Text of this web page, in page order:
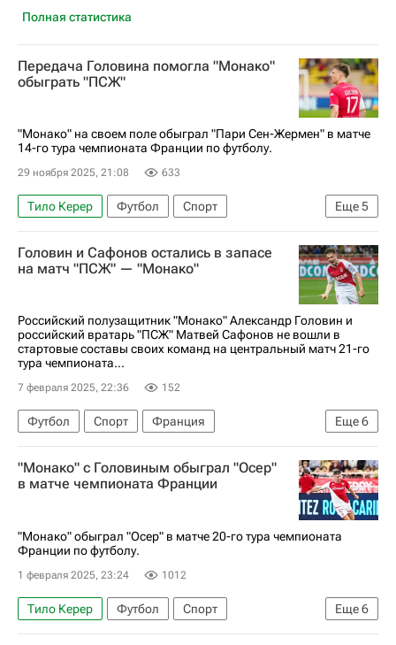
Полная статистика
Передача Головина помогла "Монако"
обыграть "ПСЖ"
"Монако" на своем поле обыграл "Пари Сен-Жермен" в матче
14-го тура чемпионата Франции по футболу.
29 ноября 2025, 21:08 633
Еще5
Тило Керер Футбол
Спорт
Чемпионат Франции по футболу (Лига 1)
Александр Головин
Такуми Минамино
Головин и Сафонов остались в запасе
на матч "ПСЖ" — "Монако"
Российский полузащитник "Монако" Александр Головин и
российский вратарь "ПСЖ" Матвей Сафонов не вошли в
стартовые составы своих команд на центральный матч 21-го
тура чемпионата...
7 февраля 2025, 22:36 152
Еще6
Футбол Спорт
Франция
Александр Головин
Матвей Сафонов
Джанлуиджи Доннарумма
Монако
Мика
"Монако" с Головиным обыграл "Осер"
в матче чемпионата Франции
"Монако" обыграл "Осер" в матче 20-го тура чемпионата
Франции по футболу.
1 февраля 2025, 23:24 1012
Еще6
Тило Керер Футбол
Спорт
Синали Диоманде
Александр Головин